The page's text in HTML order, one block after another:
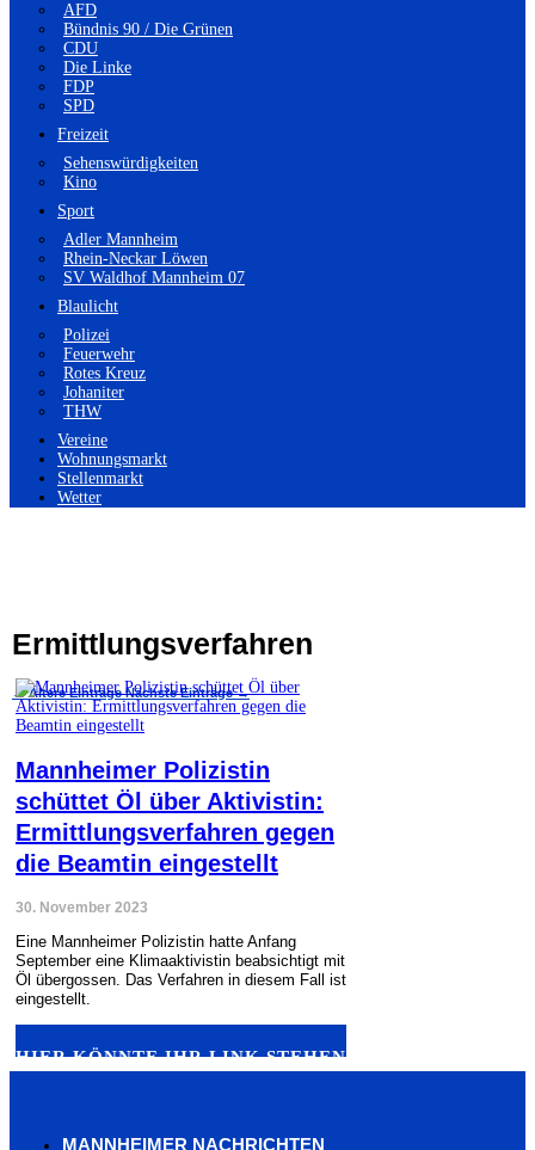
AFD
Bündnis 90 / Die Grünen
CDU
Die Linke
FDP
SPD
Freizeit
Sehenswürdigkeiten
Kino
Sport
Adler Mannheim
Rhein-Neckar Löwen
SV Waldhof Mannheim 07
Blaulicht
Polizei
Feuerwehr
Rotes Kreuz
Johaniter
THW
Vereine
Wohnungsmarkt
Stellenmarkt
Wetter
Ermittlungsverfahren
←Ältere Einträge Nächste Einträge→
Mannheimer Polizistin
schüttet Öl über Aktivistin:
Ermittlungsverfahren gegen
die Beamtin eingestellt
30. November 2023
Eine Mannheimer Polizistin hatte Anfang
September eine Klimaaktivistin beabsichtigt mit
Öl übergossen. Das Verfahren in diesem Fall ist
eingestellt.
HIER KÖNNTE IHR LINK STEHEN
MANNHEIMER NACHRICHTEN